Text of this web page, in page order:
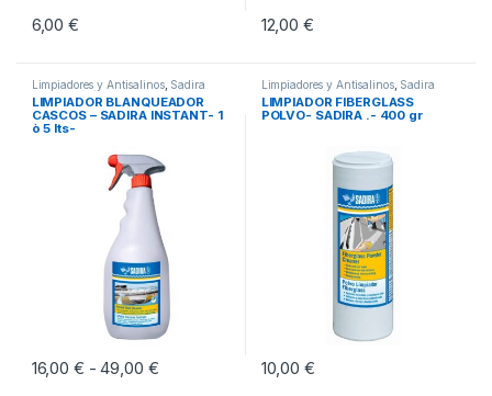
6,00€ 12,00 €
Limpiadores y Antisalinos, Sadira
Productos Técnicos
LIMPIADOR BLANQUEADOR
CASCOS – SADIRA INSTANT- 1
ò 5 lts-
16,00 € - 49,00 €Rango de precios: desde 16,00 € hasta
Este producto tiene múltiples variantes. Las opciones se pueden
Limpiadores y Antisalinos, Sadira
Productos Técnicos
LIMPIADOR FIBERGLASS
POLVO- SADIRA .- 400 gr
10,00 €